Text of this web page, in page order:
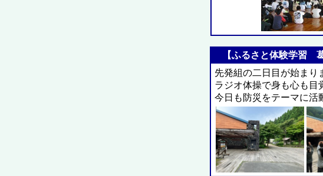
【ふるさと体験学習
先発組の二日目が始まり
ラジオ体操で身も心も目
今日も防災をテーマに活